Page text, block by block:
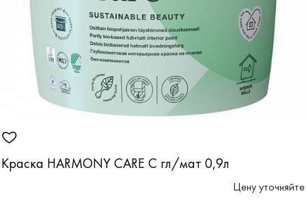
Краска HARMONY CARE С гл/мат 0,9л
Цену уточняйте